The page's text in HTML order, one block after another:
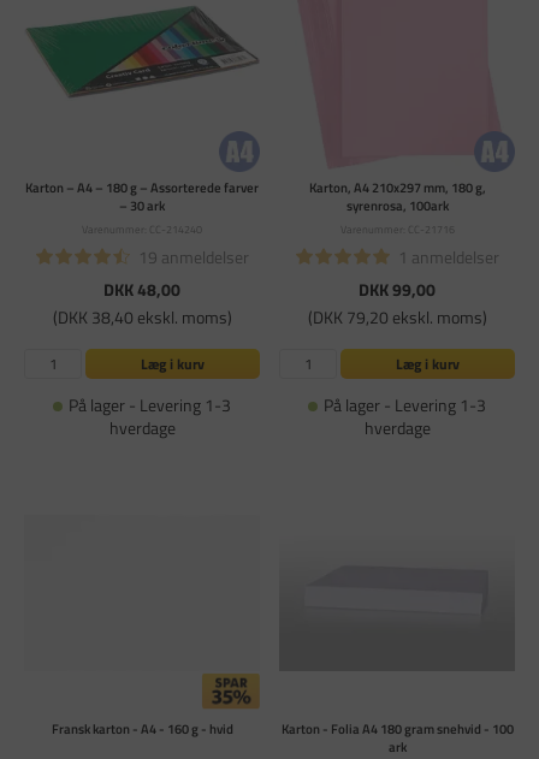
Karton – A4 – 180 g – Assorterede farver
– 30 ark
Varenummer: CC-214240
19 anmeldelser
DKK 48,00
(DKK 38,40 ekskl. moms)
Læg i kurv
På lager - Levering 1-3
hverdage
Karton, A4 210x297 mm, 180 g,
syrenrosa, 100ark
Varenummer: CC-21716
1 anmeldelser
DKK 99,00
(DKK 79,20 ekskl. moms)
Læg i kurv
På lager - Levering 1-3
hverdage
Fransk karton - A4 - 160 g - hvid
Karton - Folia A4 180 gram snehvid - 100
ark